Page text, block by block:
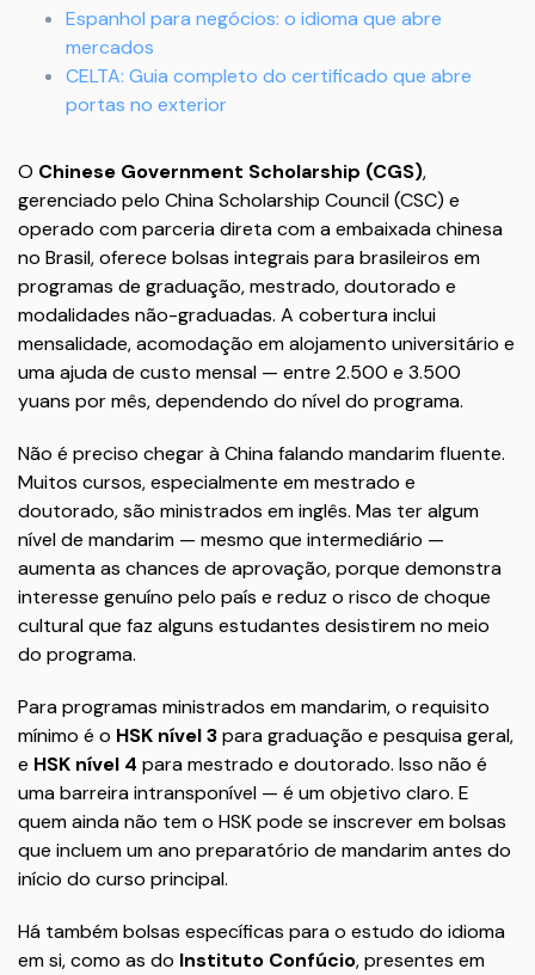
Espanhol para negócios: o idioma que abre
mercados
CELTA: Guia completo do certificado que abre
portas no exterior
O Chinese Government Scholarship (CGS),
gerenciado pelo China Scholarship Council (CSC) e
operado com parceria direta com a embaixada chinesa
no Brasil, oferece bolsas integrais para brasileiros em
programas de graduação, mestrado, doutorado e
modalidades não-graduadas. A cobertura inclui
mensalidade, acomodação em alojamento universitário e
uma ajuda de custo mensal — entre 2.500 e 3.500
yuans por mês, dependendo do nível do programa.
Não é preciso chegar à China falando mandarim fluente.
Muitos cursos, especialmente em mestrado e
doutorado, são ministrados em inglês. Mas ter algum
nível de mandarim — mesmo que intermediário —
aumenta as chances de aprovação, porque demonstra
interesse genuíno pelo país e reduz o risco de choque
cultural que faz alguns estudantes desistirem no meio
do programa.
Para programas ministrados em mandarim, o requisito
mínimo é o HSK nível 3para graduação e pesquisa geral,
e HSK nível 4 para mestrado e doutorado. Isso não é
uma barreira intransponível — é um objetivo claro. E
quem ainda não tem o HSK pode se inscrever em bolsas
que incluem um ano preparatório de mandarim antes do
início do curso principal.
Há também bolsas específicas para o estudo do idioma
em si, como as do Instituto Confúcio, presentes em